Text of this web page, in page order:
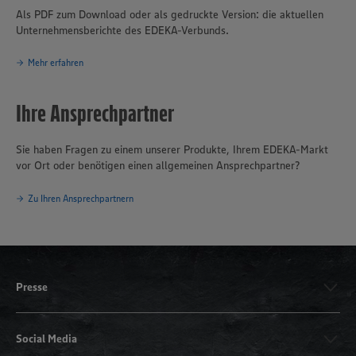
Getränkelogistik an den Standorten Landsberg am Lech und
Wallersdorf. Etwa 900 der Super- und Verbrauchermärkte im
Absatzgebiet werden von rund 520 selbständigen EDEKA-
prozentige Tochtergesellschaften der EDEKA Südbayern in
über ein erfolgreiches und expansives Fachmarktformat für
Getränke aller Art.
Als PDF zum Download oder als gedruckte Version: die aktuellen
Unternehmensberichte des EDEKA-Verbunds.
Mehr erfahren
Ihre Ansprechpartner
Sie haben Fragen zu einem unserer Produkte, Ihrem EDEKA-Markt
vor Ort oder benötigen einen allgemeinen Ansprechpartner?
Zu Ihren Ansprechpartnern
Presse
Social Media